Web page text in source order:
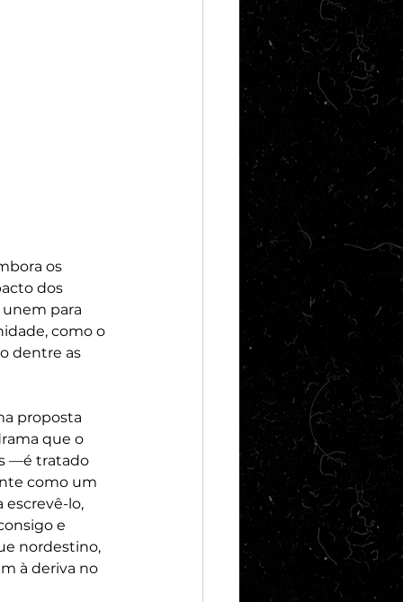
os
dos
unem para
como o
dentre as
proposta
que o
—é tratado
como um
escrevê-lo,
e
nordestino,
à deriva no